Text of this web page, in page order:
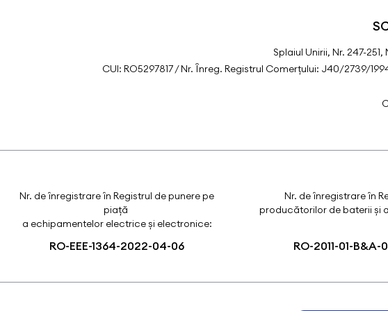
Splaiul Unirii, Nr. 247-
CUI: RO5297817 / Nr. Înreg. Registrul Comerțului: J40/2739/
Nr. de înregistrare în Registrul de punere pe
piață
a echipamentelor electrice și electronice:
RO-EEE-1364-2022-04-06
Nr. de înregistrare în
producătorilor de baterii și
RO-2011-01-B&A-